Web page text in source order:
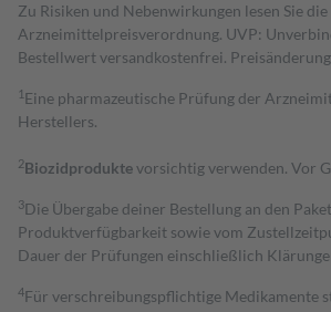
Zu Risiken und Nebenwirkungen lesen Sie
Arzneimittelpreisverordnung. UVP:
Bestell­wert versand­kosten­frei.
1 Eine pharmazeutische Prüfung der
Herstellers.
2Biozidproduktevorsichtig verwenden. Vor
3Die Übergabe deiner Bestellung an den
Produktverfügbarkeit sowie vom
Dauer der Prüfungen einschließlich
4Für verschreibungspflichtige Medikamente